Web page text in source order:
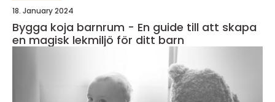
18. January 2024
Bygga koja barnrum - En guide till att skapa
en magisk lekmiljö för ditt barn